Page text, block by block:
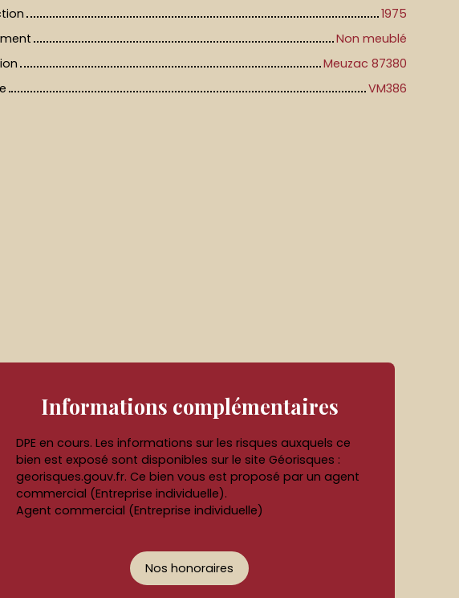
1975
Non meublé
Meuzac 87380
VM386
Informations complémentaires
DPE en cours. Les informations sur les risques auxquels ce
bien est exposé sont disponibles sur le site Géorisques :
georisques.gouv.fr. Ce bien vous est proposé par un agent
commercial (Entreprise individuelle).
Agent commercial (Entreprise individuelle)
Nos honoraires